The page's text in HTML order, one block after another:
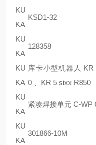
KU
KA
KSD1-32
KU
KA
128358
KU
KA
库卡小型机器人 KR
0 、KR 5 sixx R850
KU
KA
紧凑焊接单元 C-WP
KU
KA
301866-10M